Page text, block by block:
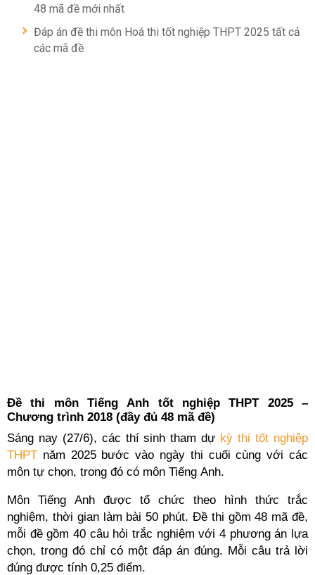
48 mã đề mới nhất
Đáp án đề thi môn Hoá thi tốt nghiệp THPT 2025 tất cả
các mã đề
Đề thi môn Tiếng Anh tốt nghiệp THPT 2025 –
Chương trình 2018 (đầy đủ 48 mã đề)
Sáng nay (27/6), các thí sinh tham dự kỳ thi tốt nghiệp
THPT năm 2025 bước vào ngày thi cuối cùng với các
môn tự chọn, trong đó có môn Tiếng Anh.
Môn Tiếng Anh được tổ chức theo hình thức trắc
nghiệm, thời gian làm bài 50 phút. Đề thi gồm 48 mã đề,
mỗi đề gồm 40 câu hỏi trắc nghiệm với 4 phương án lựa
chọn, trong đó chỉ có một đáp án đúng. Mỗi câu trả lời
đúng được tính 0,25 điểm.